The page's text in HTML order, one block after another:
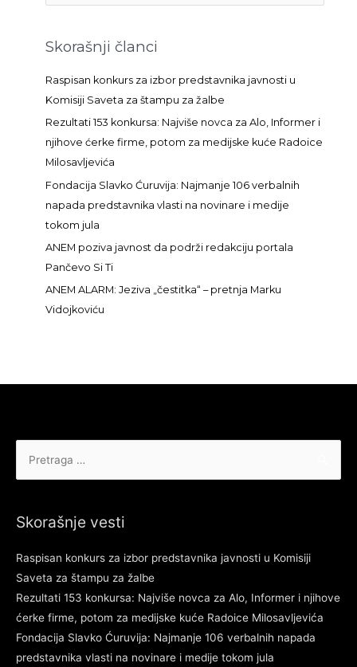
r
a
g
Skorašnji članci
Raspisan konkurs za izbor predstavnika javnosti u
Komisiji Saveta za štampu za žalbe
Rezultati 153 konkursa: Najviše novca za Alo, Informer i
njihove ćerke firme, potom za medijske kuće Radoice
Milosavljevića
Fondacija Slavko Ćuruvija: Najmanje 106 verbalnih
napada predstavnika vlasti na novinare i medije
tokom jula
ANEM poziva javnost da podrži redakciju portala
Pančevo Si Ti
ANEM ALARM: Jeziva „čestitka“ – pretnja Marku
Vidojkoviću
Skorašnje vesti
Raspisan konkurs za izbor predstavnika javnosti u Komisiji
Saveta za štampu za žalbe
Rezultati 153 konkursa: Najviše novca za Alo, Informer i njihove
ćerke firme, potom za medijske kuće Radoice Milosavljevića
Fondacija Slavko Ćuruvija: Najmanje 106 verbalnih napada
predstavnika vlasti na novinare i medije tokom jula